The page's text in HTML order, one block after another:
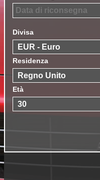
Divisa
Residenza
Età